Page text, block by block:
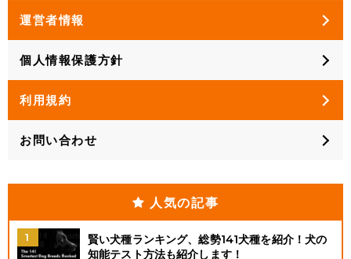
運営者情報
個人情報保護方針
利用規約
お問い合わせ
人気の記事
賢い犬種ランキング、総勢141犬種を紹介！犬の
知能テスト方法も紹介します！